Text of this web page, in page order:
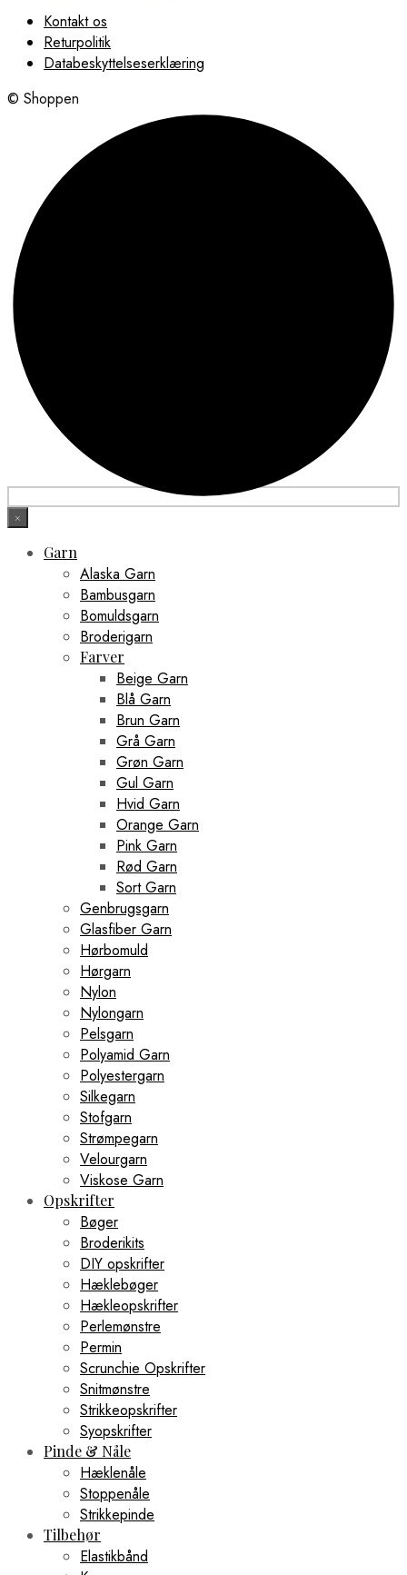
Kontakt os
Returpolitik
Databeskyttelseserklæring
© Shoppen
×
Garn
Alaska Garn
Bambusgarn
Bomuldsgarn
Broderigarn
Farver
Beige Garn
Blå Garn
Brun Garn
Grå Garn
Grøn Garn
Gul Garn
Hvid Garn
Orange Garn
Pink Garn
Rød Garn
Sort Garn
Genbrugsgarn
Glasfiber Garn
Hørbomuld
Hørgarn
Nylon
Nylongarn
Pelsgarn
Polyamid Garn
Polyestergarn
Silkegarn
Stofgarn
Strømpegarn
Velourgarn
Viskose Garn
Opskrifter
Bøger
Broderikits
DIY opskrifter
Hæklebøger
Hækleopskrifter
Perlemønstre
Permin
Scrunchie Opskrifter
Snitmønstre
Strikkeopskrifter
Syopskrifter
Pinde & Nåle
Hæklenåle
Stoppenåle
Strikkepinde
Tilbehør
Elastikbånd